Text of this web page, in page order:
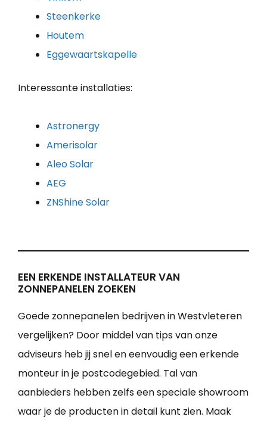
Steenkerke
Houtem
Eggewaartskapelle
Interessante installaties:
Astronergy
Amerisolar
Aleo Solar
AEG
ZNShine Solar
EEN ERKENDE INSTALLATEUR VAN
ZONNEPANELEN ZOEKEN
Goede zonnepanelen bedrijven in Westvleteren
vergelijken? Door middel van tips van onze
adviseurs heb jij snel en eenvoudig een erkende
monteur in je postcodegebied. Tal van
aanbieders hebben zelfs een speciale showroom
waar je de producten in detail kunt zien. Maak